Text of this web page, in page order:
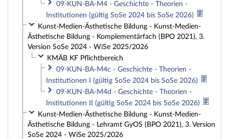
09-KUN-BA-M4 - Geschichte - Theorien -
Institutionen (gültig SoSe 2024 bis SoSe 2026)
Kunst-Medien-Ästhetische Bildung - Kunst-Medien-
Ästhetische Bildung - Komplementärfach (BPO 2021), 3.
Version SoSe 2024 - WiSe 2025/2026
KMÄB KF Pflichtbereich
09-KUN-BA-M4c - Geschichte - Theorien -
Institutionen I (gültig SoSe 2024 bis SoSe 2026)
09-KUN-BA-M4d - Geschichte - Theorien -
Institutionen II (gültig SoSe 2024 bis SoSe 2026)
Kunst-Medien-Ästhetische Bildung - Kunst-Medien-
Ästhetische Bildung - Lehramt GyOS (BPO 2021), 3. Version
SoSe 2024 - WiSe 2025/2026